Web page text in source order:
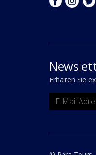
Erhalten Sie